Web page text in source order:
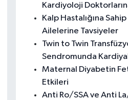
Kardiyoloji
Kalp Hastalığına
Ailelerine Tavsiyeler
Twin to Twin
Sendromunda
Maternal Diyabetin
Etkileri
Anti Ro/SSA ve Anti